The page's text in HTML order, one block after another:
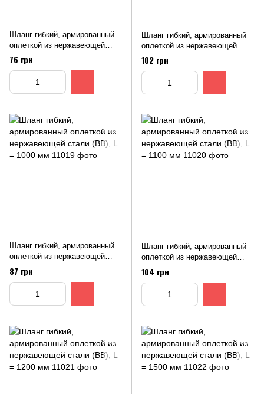
Шланг гибкий, армированный
оплеткой из нержавеющей
стали (ВВ), L = 800 мм
76 грн
Шланг гибкий, армированный
оплеткой из нержавеющей
стали (ВВ), L = 900 мм
102 грн
Шланг гибкий, армированный
оплеткой из нержавеющей
стали (ВВ), L = 1000 мм
87 грн
Шланг гибкий, армированный
оплеткой из нержавеющей
стали (ВВ), L = 1100 мм
104 грн